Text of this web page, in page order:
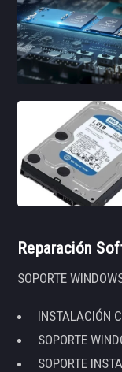
Reparación
SOPORTE
INSTALACIÓN
SOPORTE
SOPORTE